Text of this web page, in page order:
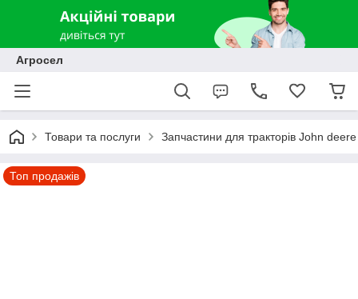
Агросел
Товари та послуги Запчастини для тракторів John deere
Топ продажів